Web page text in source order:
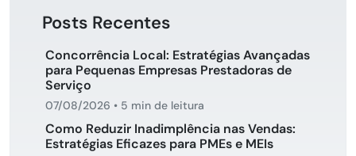
Posts Recentes
Concorrência Local: Estratégias Avançadas
para Pequenas Empresas Prestadoras de
Serviço
07/08/2026 • 5 min de leitura
Como Reduzir Inadimplência nas Vendas:
Estratégias Eficazes para PMEs e MEIs